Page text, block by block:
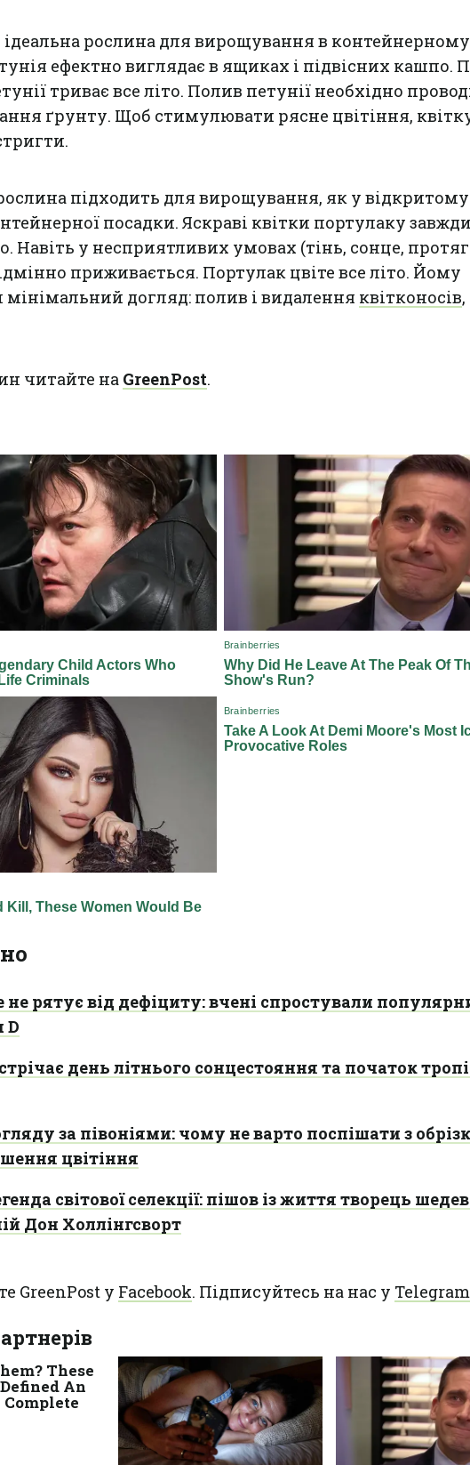
ідеальна рослина для вирощування в
ефектно виглядає в ящиках і підвісних кашпо.
триває все літо. Полив петунії необхідно
ґрунту. Щоб стимулювати рясне цвітіння,
підходить для вирощування, як у відкритому
посадки. Яскраві квітки портулаку
Навіть у несприятливих умовах (тінь, сонце,
приживається. Портулак цвіте все літо. Йому
мінімальний догляд: полив і видалення квітконосів
читайте на GreenPost.
не рятує від дефіциту: вчені спростували
D
день літнього сонцестояння та початок
за півоніями: чому не варто поспішати з
цвітіння
світової селекції: пішов із життя творець
Дон Холлінгсворт
GreenPost у Facebook. Підписуйтесь на нас у Telegram